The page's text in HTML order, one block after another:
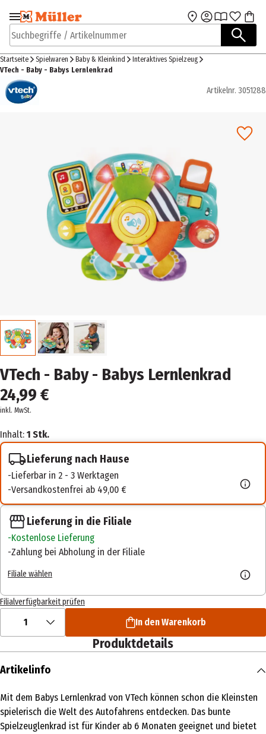
Zur Navigation
springen
Zum Hauptinhalt
Suchbegriffe / Artikelnummer
Startseite Spielwaren Baby & Kleinkind
Interaktives Spielzeug
VTech - Baby - Babys Lernlenkrad
Artikelnr. 3051288
VTech - Baby - Babys Lernlenkrad
24,99 €
inkl. MwSt.
Inhalt: 1 Stk.
Lieferung nach Hause
Lieferbar in 2 - 3 Werktagen
Versandkostenfrei ab 49,00 €
Lieferung in die Filiale
Kostenlose Lieferung
Zahlung bei Abholung in der Filiale
Filiale wählen
Filialverfügbarkeit prüfen
1 In den Warenkorb
Produktdetails
Artikelinfo
Mit dem Babys Lernlenkrad von VTech können schon die Kleinsten
spielerisch die Welt des Autofahrens entdecken. Das bunte
Spielzeuglenkrad ist für Kinder ab 6 Monaten geeignet und bietet